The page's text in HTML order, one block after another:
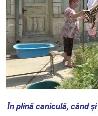
În plină caniculă, când